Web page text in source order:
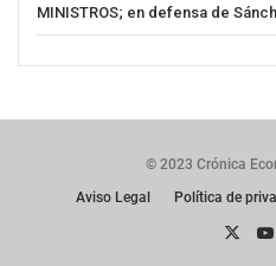
MINISTROS; en defensa de
© 2023 Crónica
Aviso Legal
Política de